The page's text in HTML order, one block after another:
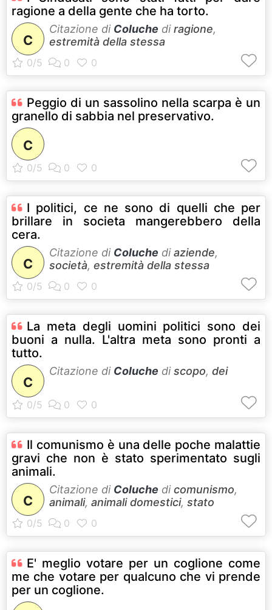
ragione a della gente che ha torto.
C
Citazione di Coluche diragione,
estremità della stessa
Peggio di un sassolino nella scarpa è un
granello di sabbia nel preservativo.
C
I politici, ce ne sono di quelli che per
brillare in societa mangerebbero della
cera.
C
Citazione di Coluche diaziende,
società, estremità della stessa
La meta degli uomini politici sono dei
buoni a nulla. L'altra meta sono pronti a
tutto.
C
Citazione di Coluche discopo, dei
Il comunismo è una delle poche malattie
gravi che non è stato sperimentato sugli
animali.
C
Citazione di Coluche dicomunismo,
animali, animali domestici, stato
E' meglio votare per un coglione come
me che votare per qualcuno che vi prende
per un coglione.